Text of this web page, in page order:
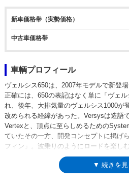
新車価格帯（実勢価格）
中古車価格帯
車輌プロフィール
ヴェルシス650は、2007年モデルで新登
正確には、650の表記はなく単に「ヴェ
れ、後年、大排気量のヴェルシス1000が
改められる経緯があった。Versysは造語
Vertexと、頂点に至らしめるための
ていたその一方、開発コンセプトに掲げ
フィン」。波乗りのようにロードを楽し
載されたのは、649ccの水冷並列2気筒エ
していたER-6n（ネイキッド）とER-6f・
▼ 続きを見